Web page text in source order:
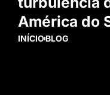
América do
INÍCIOBLOG